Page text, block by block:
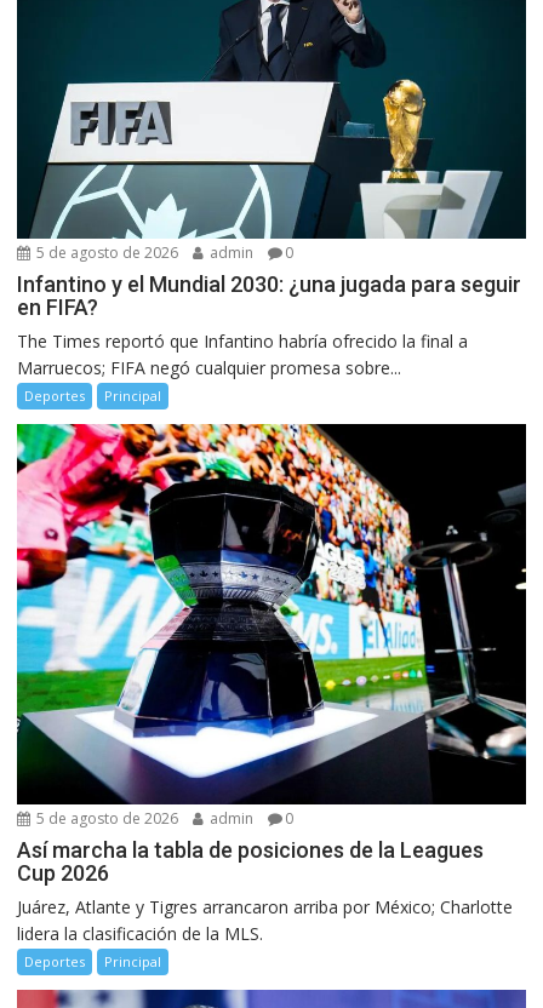
5 de agosto de 2026 admin 0
Infantino y el Mundial 2030: ¿una jugada para seguir
en FIFA?
The Times reportó que Infantino habría ofrecido la final a
Marruecos; FIFA negó cualquier promesa sobre...
Deportes Principal
5 de agosto de 2026 admin 0
Así marcha la tabla de posiciones de la Leagues
Cup 2026
Juárez, Atlante y Tigres arrancaron arriba por México; Charlotte
lidera la clasificación de la MLS.
Deportes Principal